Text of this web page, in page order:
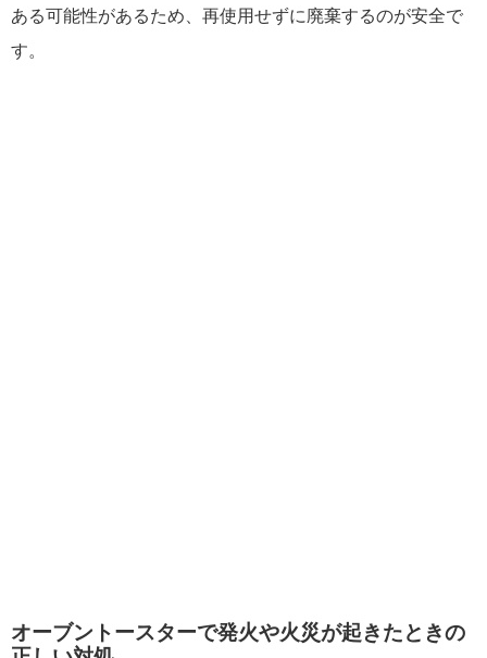
ある可能性があるため、再使用せずに廃棄するのが安全で
す。
オーブントースターで発火や火災が起きたときの